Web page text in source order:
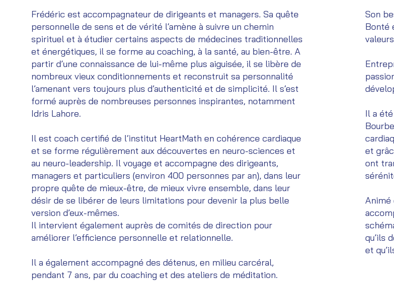
Frédéric est accompagnateur de dirigeants et managers. Sa quête
personnelle de sens et de vérité l’amène à suivre un chemin
spirituel et à étudier certains aspects de médecines traditionnelles
et énergétiques, il se forme au coaching, à la santé, au bien-être. A
partir d’une connaissance de lui-même plus aiguisée, il se libère de
nombreux vieux conditionnements et reconstruit sa personnalité
l’amenant vers toujours plus d’authenticité et de simplicité. Il s’est
formé auprès de nombreuses personnes inspirantes, notamment
Idris Lahore.
Il est coach certifié de l’institut HeartMath en cohérence cardiaque
et se forme régulièrement aux découvertes en neuro-sciences et
au neuro-leadership. Il voyage et accompagne des dirigeants,
managers et particuliers (environ 400 personnes par an), dans leur
propre quête de mieux-être, de mieux vivre ensemble, dans leur
désir de se libérer de leurs limitations pour devenir la plus belle
version d’eux-mêmes.
Il intervient également auprès de comités de direction pour
améliorer l’efficience personnelle et relationnelle.
Il a également accompagné des détenus, en milieu carcéral,
pendant 7 ans, par du coaching et des ateliers de méditation.
Son
Bonté
Il a
et
ont
Animé
qu’ils
et